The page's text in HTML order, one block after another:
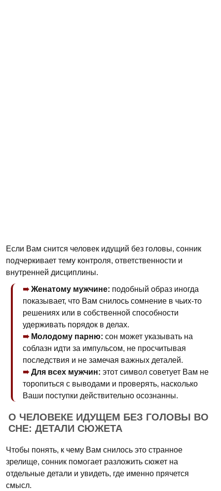
Если Вам снится человек идущий без головы, сонник
подчеркивает тему контроля, ответственности и
внутренней дисциплины.
Женатому мужчине: подобный образ иногда
показывает, что Вам снилось сомнение в чьих-то
решениях или в собственной способности
удерживать порядок в делах.
Молодому парню: сон может указывать на
соблазн идти за импульсом, не просчитывая
последствия и не замечая важных деталей.
Для всех мужчин: этот символ советует Вам не
торопиться с выводами и проверять, насколько
Ваши поступки действительно осознанны.
О ЧЕЛОВЕКЕ ИДУЩЕМ БЕЗ ГОЛОВЫ ВО
СНЕ: ДЕТАЛИ СЮЖЕТА
Чтобы понять, к чему Вам снилось это странное
зрелище, сонник помогает разложить сюжет на
отдельные детали и увидеть, где именно прячется
смысл.